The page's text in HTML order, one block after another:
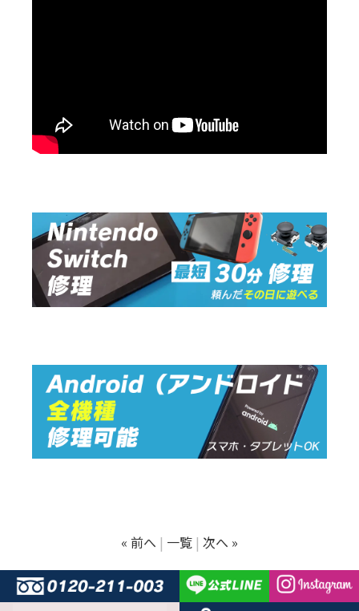
« 前へ 一覧 次へ »
© ARROWS REPAIR